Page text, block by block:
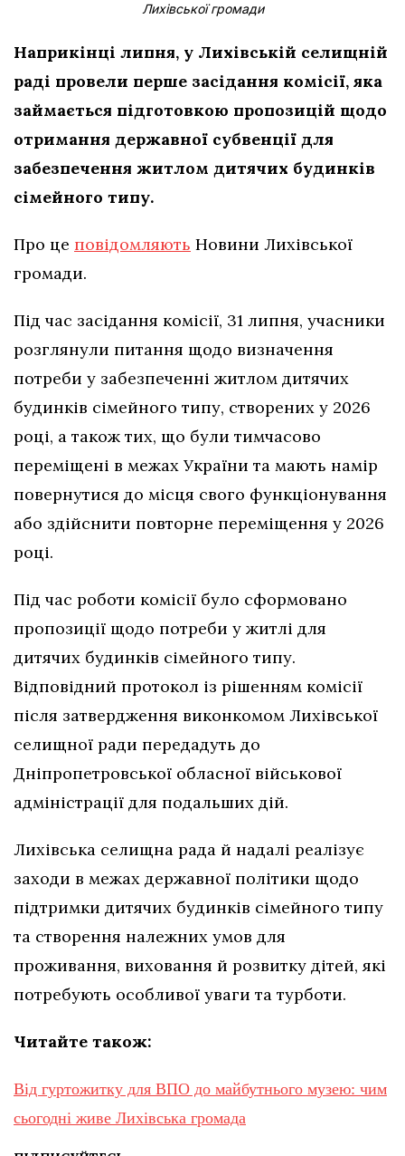
Лихівської громади
Наприкінці липня, у Лихівській селищній
раді провели перше засідання комісії, яка
займається підготовкою пропозицій щодо
отримання державної субвенції для
забезпечення житлом дитячих будинків
сімейного типу.
Про це повідомляють Новини Лихівської
громади.
Під час засідання комісії, 31 липня, учасники
розглянули питання щодо визначення
потреби у забезпеченні житлом дитячих
будинків сімейного типу, створених у 2026
році, а також тих, що були тимчасово
переміщені в межах України та мають намір
повернутися до місця свого функціонування
або здійснити повторне переміщення у 2026
році.
Під час роботи комісії було сформовано
пропозиції щодо потреби у житлі для
дитячих будинків сімейного типу.
Відповідний протокол із рішенням комісії
після затвердження виконкомом Лихівської
селищної ради передадуть до
Дніпропетровської обласної військової
адміністрації для подальших дій.
Лихівська селищна рада й надалі реалізує
заходи в межах державної політики щодо
підтримки дитячих будинків сімейного типу
та створення належних умов для
проживання, виховання й розвитку дітей, які
потребують особливої уваги та турботи.
Читайте також:
Від гуртожитку для ВПО до майбутнього музею: чим
сьогодні живе Лихівська громада